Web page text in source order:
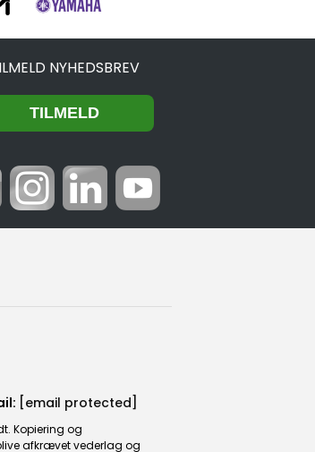
NYHEDSBREV
[email protected]
Kopiering og
afkrævet vederlag og